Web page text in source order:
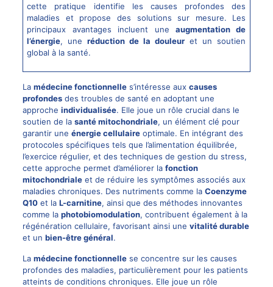
cette pratique identifie les causes profondes des
maladies et propose des solutions sur mesure. Les
principaux avantages incluent une augmentation de
l’énergie, uneréduction de la douleur et un soutien
global à la santé.
La médecine fonctionnelles’intéresse aux causes
profondesdes troubles de santé en adoptant une
approche individualisée. Elle joue un rôle crucial dans le
soutien de la santé mitochondriale, un élément clé pour
garantir une énergie cellulaireoptimale. En intégrant des
protocoles spécifiques tels que l’alimentation équilibrée,
l’exercice régulier, et des techniques de gestion du stress,
cette approche permet d’améliorer la fonction
mitochondrialeet de réduire les symptômes associés aux
maladies chroniques. Des nutriments comme la Coenzyme
Q10et la L-carnitine, ainsi que des méthodes innovantes
comme la photobiomodulation, contribuent également à la
régénération cellulaire, favorisant ainsi une vitalité durable
et un bien-être général.
La médecine fonctionnellese concentre sur les causes
profondes des maladies, particulièrement pour les patients
atteints de conditions chroniques. Elle joue un rôle